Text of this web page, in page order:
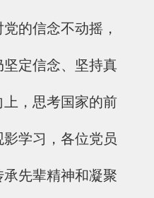
的信念不动摇，
定信念、坚持真
，思考国家的前
学习，各位党员
先辈精神和凝聚